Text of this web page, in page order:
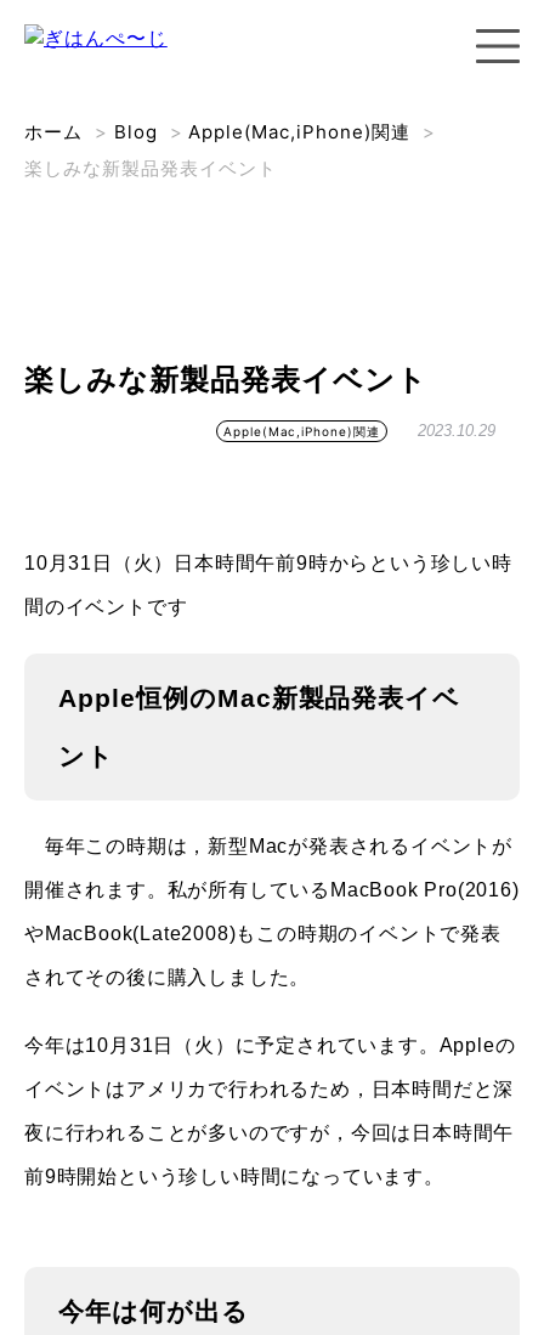
ホーム > Blog >Apple(Mac,iPhone)関連
>
楽しみな新製品発表イベント
楽しみな新製品発表イベント
Apple(Mac,iPhone)関連 2023.10.29
10月31日（火）日本時間午前9時からという珍しい時
間のイベントです
Apple恒例のMac新製品発表イベ
ント
毎年この時期は，新型Macが発表されるイベントが
開催されます。私が所有しているMacBook Pro(2016)
やMacBook(Late2008)もこの時期のイベントで発表
されてその後に購入しました。
今年は10月31日（火）に予定されています。Appleの
イベントはアメリカで行われるため，日本時間だと深
夜に行われることが多いのですが，今回は日本時間午
前9時開始という珍しい時間になっています。
今年は何が出る